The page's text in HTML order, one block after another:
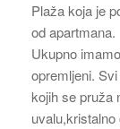
Plaža koja je
od apartmana.
Ukupno
opremljeni.
kojih se pruža